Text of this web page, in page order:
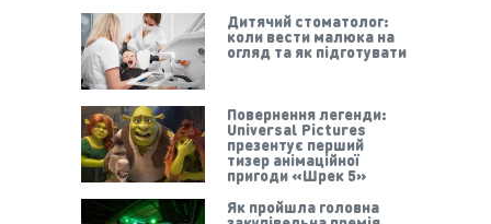
Дитячий стоматолог:
коли вести малюка на
огляд та як підготувати
Повернення легенди:
Universal Pictures
презентує перший
тизер анімаційної
пригоди «Шрек 5»
Як пройшла головна